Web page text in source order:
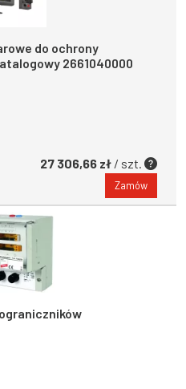
do ochrony
2661040000
27 306,66 zł / szt.
Zamów